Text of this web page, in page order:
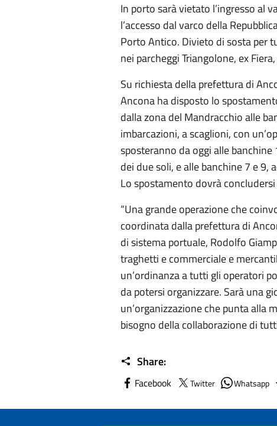
In porto sarà vietato l’ingresso al
l’accesso dal varco della
Porto Antico. Divieto di sosta per
nei parcheggi Triangolone, ex
Su richiesta della prefettura di
Ancona ha disposto lo
dalla zona del Mandracchio alle
imbarcazioni, a scaglioni, con
sposteranno da oggi alle
dei due soli, e alle banchine 7 e 9,
Lo spostamento dovrà
“Una grande operazione che
coordinata dalla prefettura di
di sistema portuale, Rodolfo
traghetti e commerciale e
un’ordinanza a tutti gli operatori
da potersi organizzare. Sarà una
un’organizzazione che punta alla
bisogno della collaborazione di
Share:
Facebook Twitter Whatsapp